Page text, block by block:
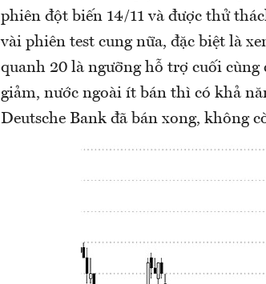
phiên đột biến 14/11 và được thử
vài phiên test cung nữa, đặc biệt là
quanh 20 là ngưỡng hỗ trợ cuối
giảm, nước ngoài ít bán thì có khả
Deutsche Bank đã bán xong, không